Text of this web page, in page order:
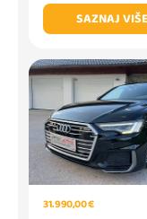
SAZNAJ VIŠE
31.990,00 €